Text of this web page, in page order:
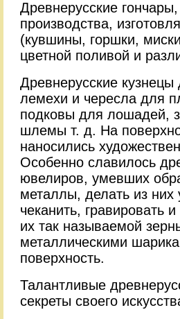
Древнерусские
производства,
(кувшины, горшки,
цветной поливой и
Древнерусские
лемехи и чересла для
подковы для лошадей,
шлемы т. д. На
наносились
Особенно славилось
ювелиров, умевших
металлы, делать из
чеканить, гравировать
их так называемой
металлическими
поверхность.
Талантливые
секреты своего